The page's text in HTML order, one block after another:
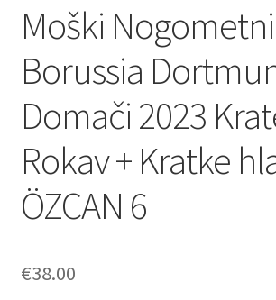
Moški
Borussia
Domači 2023
Rokav + Kratke
ÖZCAN 6
€38.00